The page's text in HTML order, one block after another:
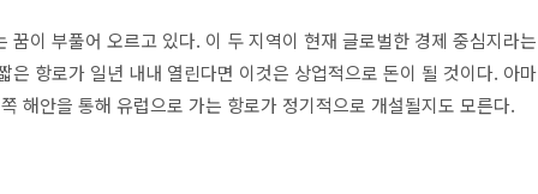
이 부풀어 오르고 있다. 이 두 지역이 현재 글로벌한 경제 중심지라는
은 항로가 일년 내내 열린다면 이것은 상업적으로 돈이 될 것이다. 아마
해안을 통해 유럽으로 가는 항로가 정기적으로 개설될지도 모른다.